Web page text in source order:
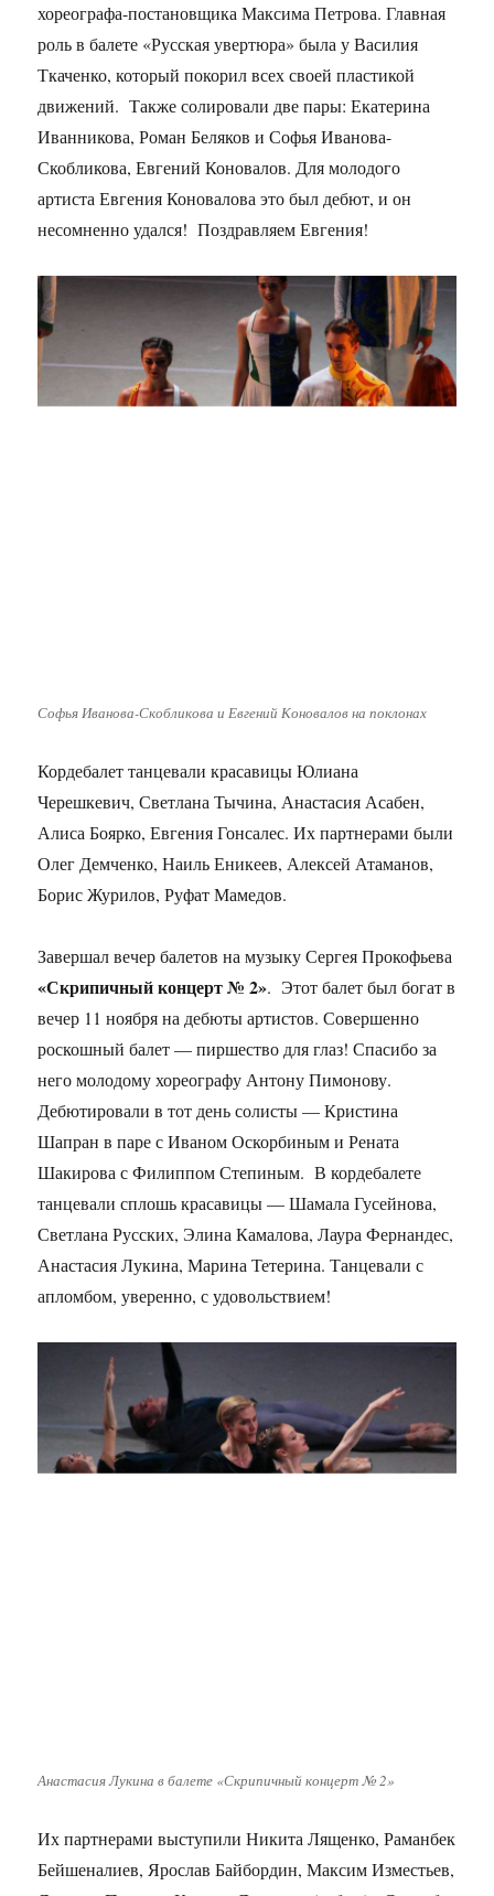
хореографа-постановщика Максима Петрова. Главная
роль в балете «Русская увертюра» была у Василия
Ткаченко, который покорил всех своей пластикой
движений. Также солировали две пары: Екатерина
Иванникова, Роман Беляков и Софья Иванова-
Скобликова, Евгений Коновалов. Для молодого
артиста Евгения Коновалова это был дебют, и он
несомненно удался! Поздравляем Евгения!
Софья Иванова-Скобликова и Евгений Коновалов на поклонах
Кордебалет танцевали красавицы Юлиана
Черешкевич, Светлана Тычина, Анастасия Асабен,
Алиса Боярко, Евгения Гонсалес. Их партнерами были
Олег Демченко, Наиль Еникеев, Алексей Атаманов,
Борис Журилов, Руфат Мамедов.
Завершал вечер балетов на музыку Сергея Прокофьева
«Скрипичный концерт № 2». Этот балет был богат в
вечер 11 ноября на дебюты артистов. Совершенно
роскошный балет — пиршество для глаз! Спасибо за
него молодому хореографу Антону Пимонову.
Дебютировали в тот день солисты — Кристина
Шапран в паре с Иваном Оскорбиным и Рената
Шакирова с Филиппом Степиным. В кордебалете
танцевали сплошь красавицы — Шамала Гусейнова,
Светлана Русских, Элина Камалова, Лаура Фернандес,
Анастасия Лукина, Марина Тетерина. Танцевали с
апломбом, уверенно, с удовольствием!
Анастасия Лукина в балете «Скрипичный концерт № 2»
Их партнерами выступили Никита Лященко, Раманбек
Бейшеналиев, Ярослав Байбордин, Максим Изместьев,